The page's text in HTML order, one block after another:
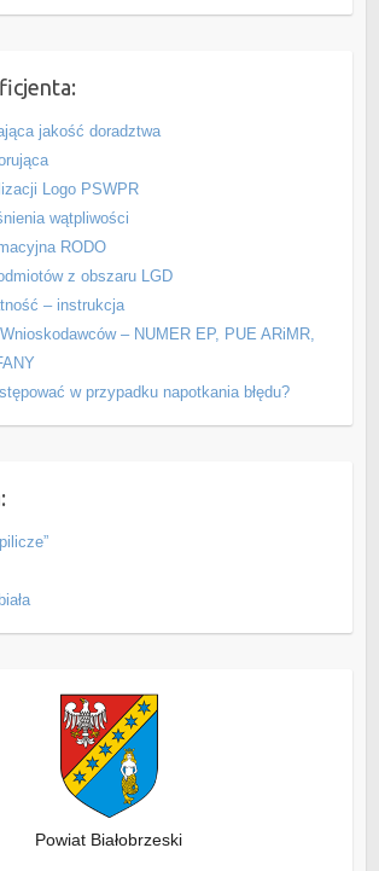
jakość doradztwa
Logo PSWPR
wątpliwości
RODO
z obszaru LGD
– instrukcja
– NUMER EP, PUE ARiMR,
w przypadku napotkania błędu?
Powiat Białobrzeski